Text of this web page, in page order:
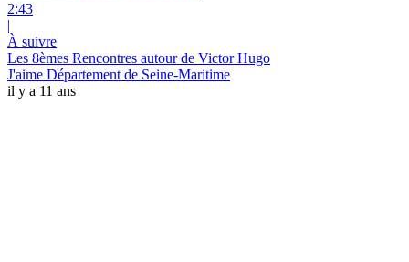
2:43
|
À suivre
Les 8èmes Rencontres autour de Victor Hugo
J'aime Département de Seine-Maritime
il y a 11 ans